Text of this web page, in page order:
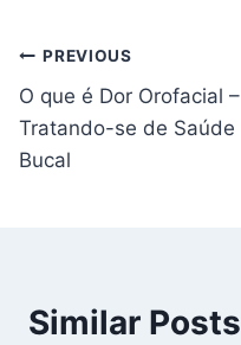
Navegação
de
artigos
PREVIOUS
O que é Dor Orofacial –
Tratando-se de Saúde
Bucal
Similar Posts